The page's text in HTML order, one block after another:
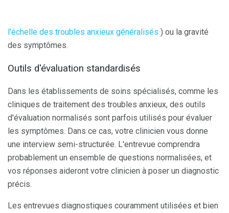
l'échelle des troubles anxieux généralisés ) ou la gravité
des symptômes.
Outils d'évaluation standardisés
Dans les établissements de soins spécialisés, comme les
cliniques de traitement des troubles anxieux, des outils
d'évaluation normalisés sont parfois utilisés pour évaluer
les symptômes. Dans ce cas, votre clinicien vous donne
une interview semi-structurée. L'entrevue comprendra
probablement un ensemble de questions normalisées, et
vos réponses aideront votre clinicien à poser un diagnostic
précis.
Les entrevues diagnostiques couramment utilisées et bien